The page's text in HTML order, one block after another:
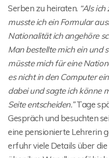
Serben zu heiraten. “Als
musste ich ein Formular
Nationalität ich angehöre
Man bestellte mich ein und
müsste mich für eine
es nicht in den Computer
dabei und sagte ich könne
Seite entscheiden.”Tage
Gespräch und besuchten
eine pensionierte Lehrerin
erfuhr viele Details über